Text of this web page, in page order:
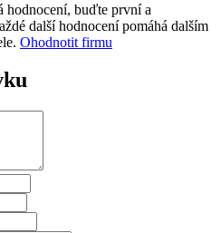
hodnocení, buďte první a
další hodnocení pomáhá dalším
Ohodnotit firmu